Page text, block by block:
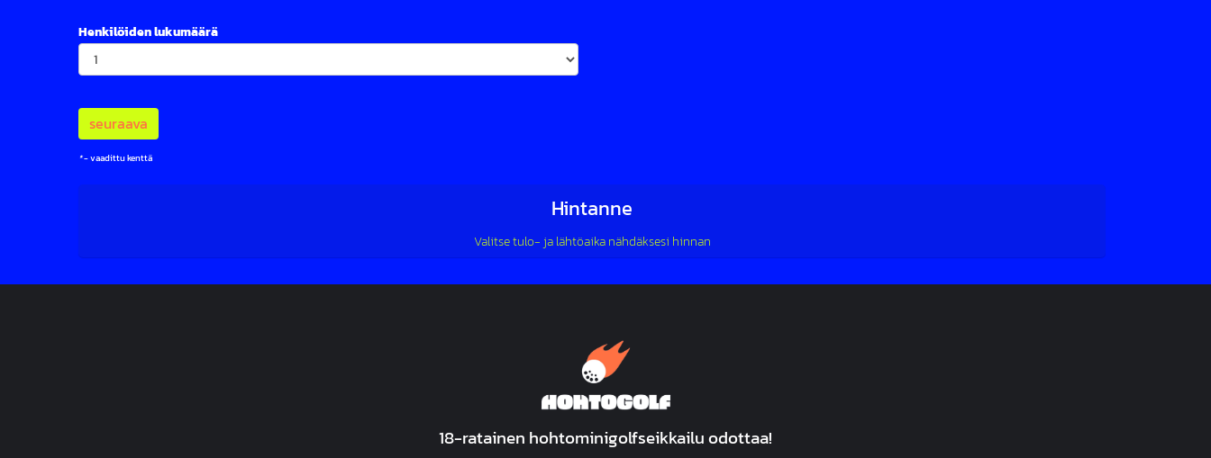
Henkilöiden lukumäärä
*- vaadittu kenttä
Hintanne
Valitse tulo- ja lähtöaika nähdäksesi hinnan
18-ratainen hohtominigolfseikkailu odottaa!